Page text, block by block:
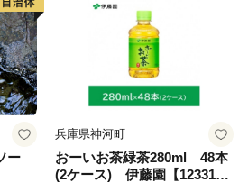
ー
兵庫県神河町
おーいお茶緑茶280ml 48本
(2ケース) 伊藤園【123317